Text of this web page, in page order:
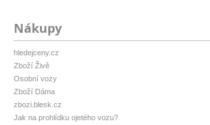
Nákupy
hledejceny.cz
Zboží Živě
Osobní vozy
Zboží Dáma
zbozi.blesk.cz
Jak na prohlídku ojetého vozu?